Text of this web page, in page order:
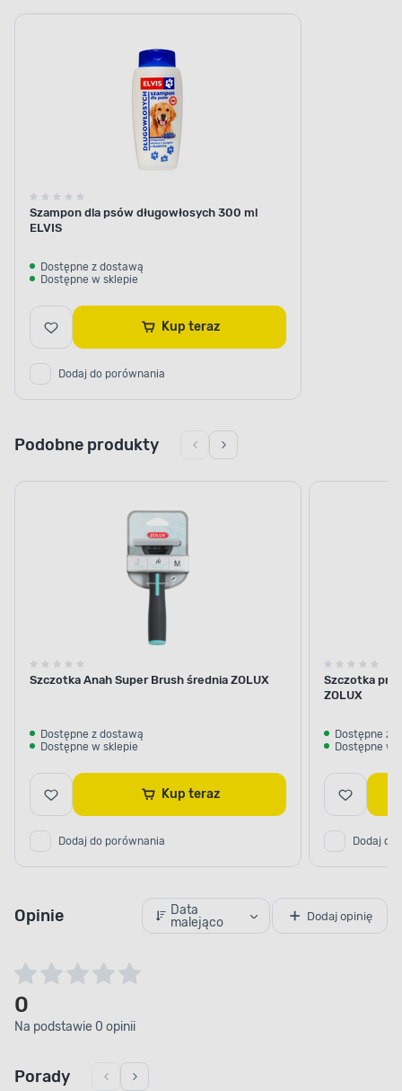
Szampon dla psów długowłosych 300 ml
ELVIS
Dostępne z dostawą
Dostępne w sklepie
Kup teraz
Dodaj do porównania
Podobne produkty
Szczotka Anah Super Brush średnia ZOLUX
Dostępne z dostawą
Dostępne w sklepie
Kup teraz
Dodaj do porównania
Szczotka
ZOLUX
Dostępne z
Dostępne w
Dodaj do
Opinie
Data
malejąco
Dodaj opinię
0
Na podstawie 0 opinii
Porady